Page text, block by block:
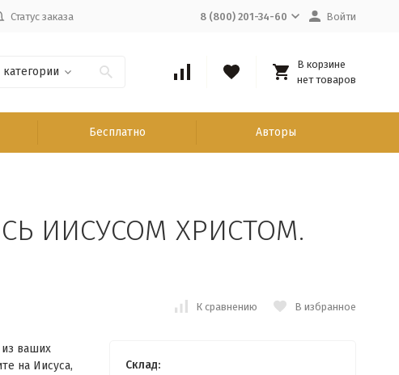
Статус заказа 8 (800) 201-34-60 Войти
категории
В корзине
нет товаров
Бесплатно Авторы
ИИСУСОМ ХРИСТОМ.
К сравнению В избранное
ваших
на Иисуса,
Склад: